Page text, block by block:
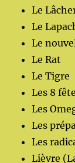
Le
Le
Le
Le Rat
Le Tigre
Les 8
Les
Les
Les
Lièvre